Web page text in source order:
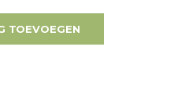
TOEVOEGEN